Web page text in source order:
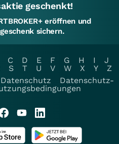
geschenkt!
eröffnen und
sichern.
C D E F G H I
J
S T U V W X Y
Z
Datenschutz
Datenschutz-